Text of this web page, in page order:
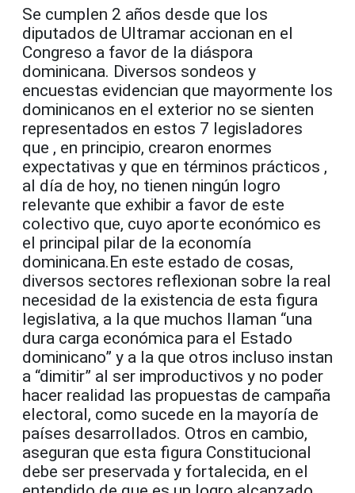
Se cumplen 2 años desde que los
diputados de Ultramar accionan en el
Congreso a favor de la diáspora
dominicana. Diversos sondeos y
encuestas evidencian que mayormente los
dominicanos en el exterior no se sienten
representados en estos 7 legisladores
que , en principio, crearon enormes
expectativas y que en términos prácticos ,
al día de hoy, no tienen ningún logro
relevante que exhibir a favor de este
colectivo que, cuyo aporte económico es
el principal pilar de la economía
dominicana.En este estado de cosas,
diversos sectores reflexionan sobre la real
necesidad de la existencia de esta figura
legislativa, a la que muchos llaman “una
dura carga económica para el Estado
dominicano” y a la que otros incluso instan
a “dimitir” al ser improductivos y no poder
hacer realidad las propuestas de campaña
electoral, como sucede en la mayoría de
países desarrollados. Otros en cambio,
aseguran que esta figura Constitucional
debe ser preservada y fortalecida, en el